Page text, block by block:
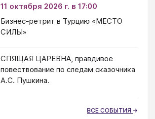
11 октября 2026 г. в 17:00
Бизнес-ретрит в Турцию «МЕСТО
СИЛЫ»
СПЯЩАЯ ЦАРЕВНА, правдивое
повествование по следам сказочника
А.С. Пушкина.
ВСЕ СОБЫТИЯ